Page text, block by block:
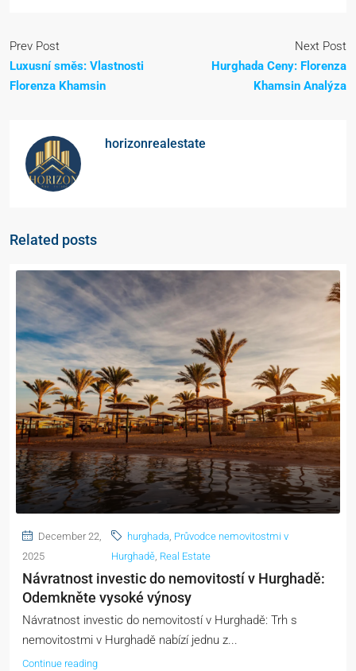
Prev Post
Luxusní směs: Vlastnosti
Florenza Khamsin
Next Post
Hurghada Ceny: Florenza
Khamsin Analýza
horizonrealestate
Related posts
December 22,
2025
hurghada, Průvodce nemovitostmi v
Hurghadě, Real Estate
Návratnost investic do nemovitostí v Hurghadě:
Odemkněte vysoké výnosy
Návratnost investic do nemovitostí v Hurghadě: Trh s
nemovitostmi v Hurghadě nabízí jednu z...
Continue reading